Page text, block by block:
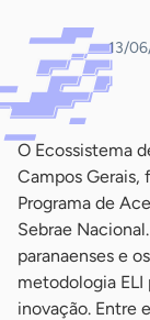
13/
O Ecossistema
Campos Gerais,
Programa de
Sebrae
paranaenses e
metodologia ELI
inovação. Entre